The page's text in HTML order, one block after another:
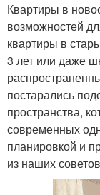
Квартиры в
возможностей
квартиры в
3 лет или даже
постарались
пространства,
современных
планировкой и
из наших